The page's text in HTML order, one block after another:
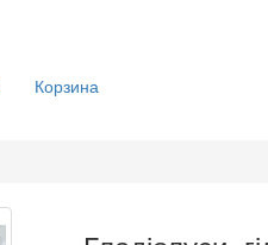
Корзина